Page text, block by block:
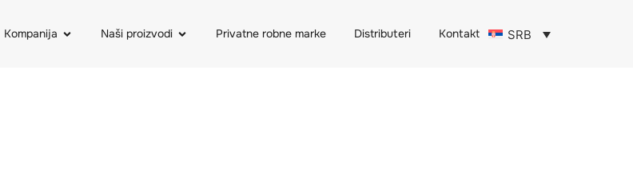
Kompanija Naši proizvodi Privatne robne marke Distributeri Kontakt SRB